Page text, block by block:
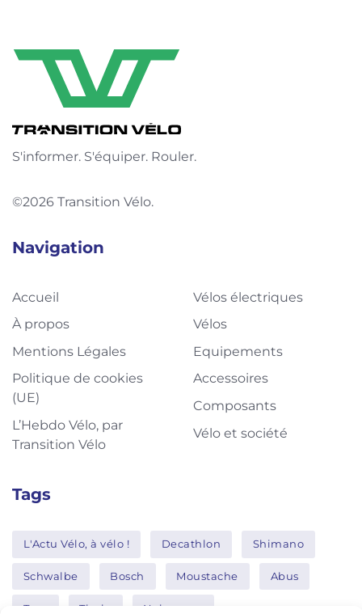
S'informer. S'équiper. Rouler.
©2026 Transition Vélo.
Navigation
Accueil
À propos
Mentions Légales
Politique de cookies
(UE)
L’Hebdo Vélo, par
Transition Vélo
Vélos électriques
Vélos
Equipements
Accessoires
Composants
Vélo et société
Tags
L'Actu Vélo, à vélo ! Decathlon Shimano
Schwalbe Bosch Moustache Abus
Tern Thule Nakamura